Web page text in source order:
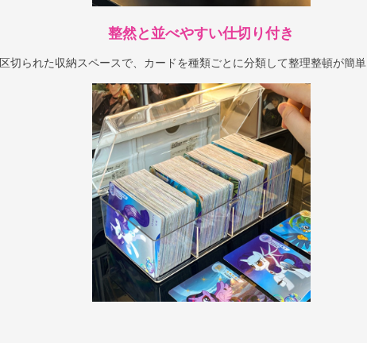
整然と並べやすい仕切り付き
区切られた収納スペースで、カードを種類ごとに分類して整理整頓が簡単